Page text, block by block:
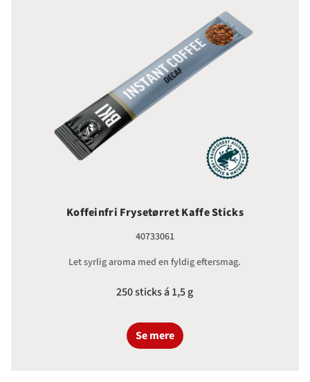
Koffeinfri Frysetørret Kaffe Sticks
40733061
Let syrlig aroma med en fyldig eftersmag.
250 sticks á 1,5 g
Se mere